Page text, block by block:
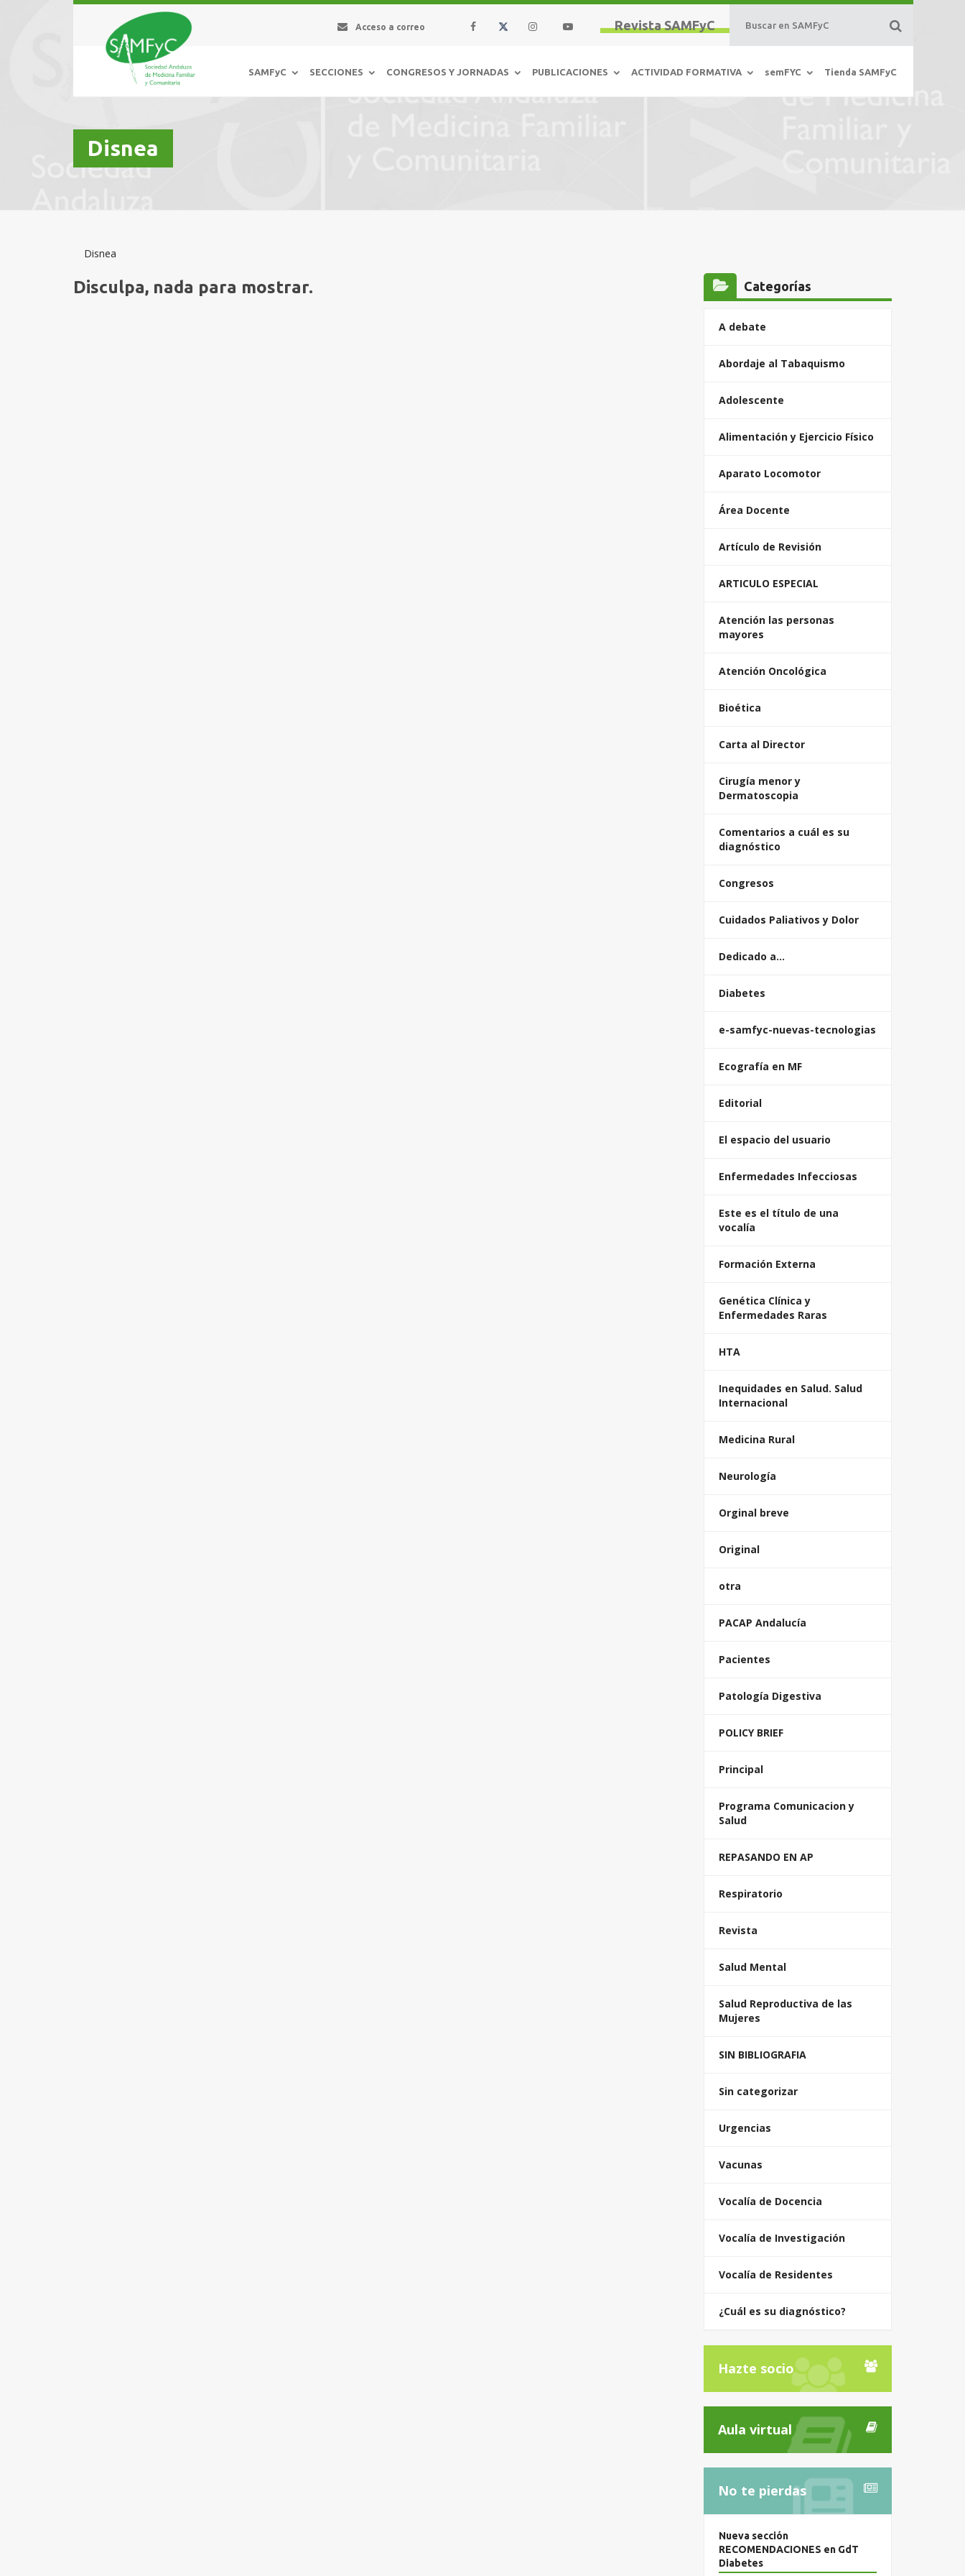
Revista SAMFyC
Acceso a correo
SAMFyC SECCIONES CONGRESOS Y JORNADAS PUBLICACIONES ACTIVIDAD FORMATIVA semFYC Tienda SAMFyC
Disnea
Disnea
Disculpa, nada para mostrar. Categorías
A debate
Abordaje al Tabaquismo
Adolescente
Alimentación y Ejercicio Físico
Aparato Locomotor
Área Docente
Artículo de Revisión
ARTICULO ESPECIAL
Atención las personas
mayores
Atención Oncológica
Bioética
Carta al Director
Cirugía menor y
Dermatoscopia
Comentarios a cuál es su
diagnóstico
Congresos
Cuidados Paliativos y Dolor
Dedicado a…
Diabetes
e-samfyc-nuevas-tecnologias
Ecografía en MF
Editorial
El espacio del usuario
Enfermedades Infecciosas
Este es el título de una
vocalía
Formación Externa
Genética Clínica y
Enfermedades Raras
HTA
Inequidades en Salud. Salud
Internacional
Medicina Rural
Neurología
Orginal breve
Original
otra
PACAP Andalucía
Pacientes
Patología Digestiva
POLICY BRIEF
Principal
Programa Comunicacion y
Salud
REPASANDO EN AP
Respiratorio
Revista
Salud Mental
Salud Reproductiva de las
Mujeres
SIN BIBLIOGRAFIA
Sin categorizar
Urgencias
Vacunas
Vocalía de Docencia
Vocalía de Investigación
Vocalía de Residentes
¿Cuál es su diagnóstico?
Hazte socio
Aula virtual
No te pierdas
Nueva sección
RECOMENDACIONES en GdT
Diabetes